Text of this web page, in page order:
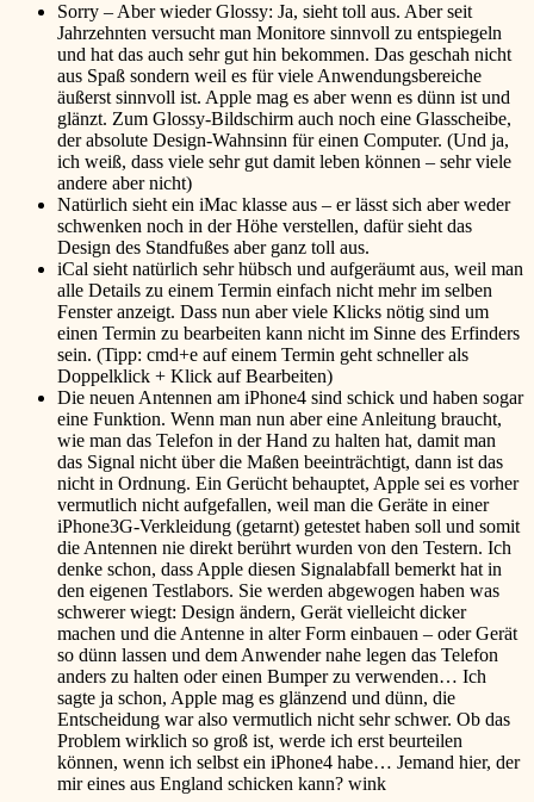
Sorry – Aber wieder Glossy: Ja, sieht toll aus. Aber seit
Jahrzehnten versucht man Monitore sinnvoll zu entspiegeln
und hat das auch sehr gut hin bekommen. Das geschah nicht
aus Spaß sondern weil es für viele Anwendungsbereiche
äußerst sinnvoll ist. Apple mag es aber wenn es dünn ist und
glänzt. Zum Glossy-Bildschirm auch noch eine Glasscheibe,
der absolute Design-Wahnsinn für einen Computer. (Und ja,
ich weiß, dass viele sehr gut damit leben können – sehr viele
andere aber nicht)
Natürlich sieht ein iMac klasse aus – er lässt sich aber weder
schwenken noch in der Höhe verstellen, dafür sieht das
Design des Standfußes aber ganz toll aus.
iCal sieht natürlich sehr hübsch und aufgeräumt aus, weil man
alle Details zu einem Termin einfach nicht mehr im selben
Fenster anzeigt. Dass nun aber viele Klicks nötig sind um
einen Termin zu bearbeiten kann nicht im Sinne des Erfinders
sein. (Tipp: cmd+e auf einem Termin geht schneller als
Doppelklick + Klick auf Bearbeiten)
Die neuen Antennen am iPhone4 sind schick und haben sogar
eine Funktion. Wenn man nun aber eine Anleitung braucht,
wie man das Telefon in der Hand zu halten hat, damit man
das Signal nicht über die Maßen beeinträchtigt, dann ist das
nicht in Ordnung. Ein Gerücht behauptet, Apple sei es vorher
vermutlich nicht aufgefallen, weil man die Geräte in einer
iPhone3G-Verkleidung (getarnt) getestet haben soll und somit
die Antennen nie direkt berührt wurden von den Testern. Ich
denke schon, dass Apple diesen Signalabfall bemerkt hat in
den eigenen Testlabors. Sie werden abgewogen haben was
schwerer wiegt: Design ändern, Gerät vielleicht dicker
machen und die Antenne in alter Form einbauen – oder Gerät
so dünn lassen und dem Anwender nahe legen das Telefon
anders zu halten oder einen Bumper zu verwenden… Ich
sagte ja schon, Apple mag es glänzend und dünn, die
Entscheidung war also vermutlich nicht sehr schwer. Ob das
Problem wirklich so groß ist, werde ich erst beurteilen
können, wenn ich selbst ein iPhone4 habe… Jemand hier, der
mir eines aus England schicken kann? wink